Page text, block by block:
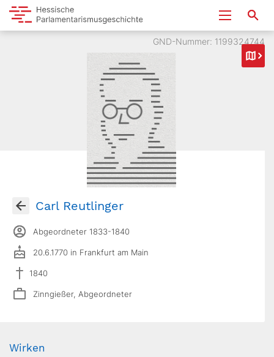
GND-Nummer: 1199324744
Carl Reutlinger
Abgeordneter 1833-1840
20.6.1770 in Frankfurt am Main
1840
Zinngießer, Abgeordneter
Wirken